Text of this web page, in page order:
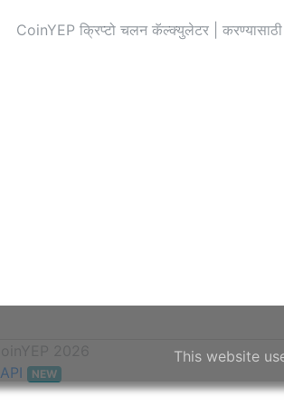
CoinYEP क्रिप्टो चलन कॅल्क्युलेटर |
API NEW
This website